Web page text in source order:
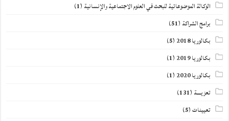
الوكالة الموضوعاتية للبحث في العلوم الاجتماعية والإنسانية (1)
برامج الشراكة (51)
بكالوريا 2018
(5)
بكالوريا 2019
(1)
بكالوريا 2020
(1)
تعزيــــة (131)
تعيينات(5)